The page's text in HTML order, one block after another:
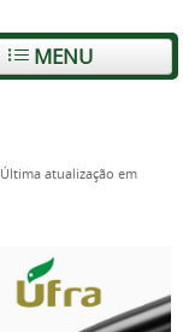
MENU
Última atualização em